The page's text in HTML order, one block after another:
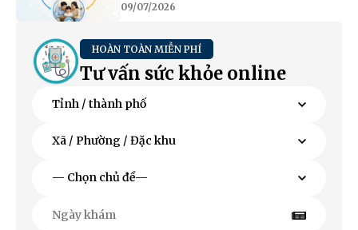
09/07/2026
HOÀN TOÀN MIỄN PHÍ
Tư vấn sức khỏe online